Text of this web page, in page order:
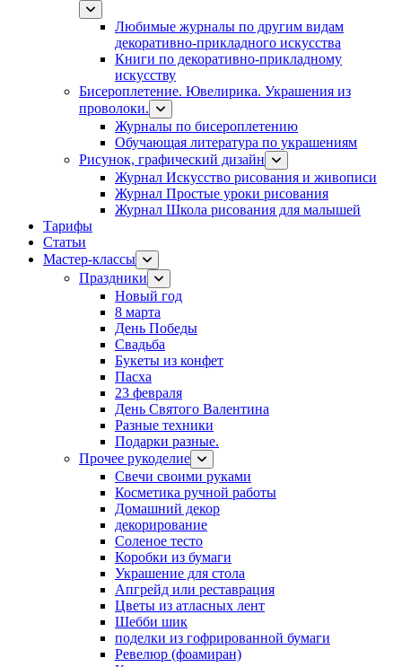
Любимые журналы по другим видам
декоративно-прикладного искусства
Книги по декоративно-прикладному
искусству
Бисероплетение. Ювелирика. Украшения из
проволоки.
Журналы по бисероплетению
Обучающая литература по украшениям
Рисунок, графический дизайн
Журнал Искусство рисования и живописи
Журнал Простые уроки рисования
Журнал Школа рисования для малышей
Тарифы
Статьи
Мастер-классы
Праздники
Новый год
8 марта
День Победы
Свадьба
Букеты из конфет
Пасха
23 февраля
День Святого Валентина
Разные техники
Подарки разные.
Прочее рукоделие
Свечи своими руками
Косметика ручной работы
Домашний декор
декорирование
Соленое тесто
Коробки из бумаги
Украшение для стола
Апгрейд или реставрация
Цветы из атласных лент
Шебби шик
поделки из гофрированной бумаги
Ревелюр (фоамиран)